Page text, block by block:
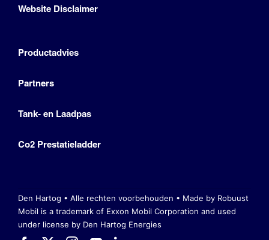
Website Disclaimer
Productadvies
Partners
Tank- en Laadpas
Co2 Prestatieladder
Den Hartog • Alle rechten voorbehouden • Made by Robuust
Mobil is a trademark of Exxon Mobil Corporation and used
under license by Den Hartog Energies